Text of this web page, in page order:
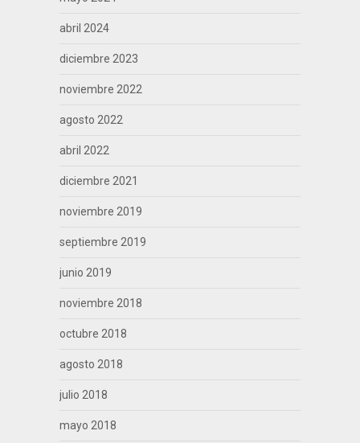
abril 2024
diciembre 2023
noviembre 2022
agosto 2022
abril 2022
diciembre 2021
noviembre 2019
septiembre 2019
junio 2019
noviembre 2018
octubre 2018
agosto 2018
julio 2018
mayo 2018